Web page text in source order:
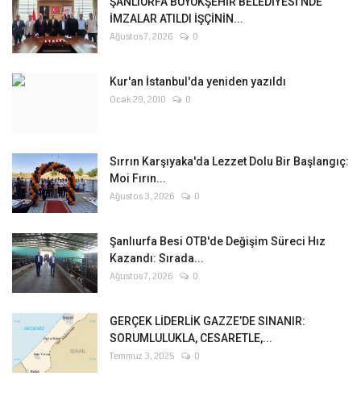
İMZALAR ATILDI İŞÇİNİN...
Ağustos 7, 2026 0
Kur'an İstanbul'da yeniden yazıldı
Ocak 29, 2010 0
Sırrın Karşıyaka'da Lezzet Dolu Bir Başlangıç:
Moi Fırın...
Ağustos 3, 2026 0
Şanlıurfa Besi OTB'de Değişim Süreci Hız
Kazandı: Sırada...
Ağustos 7, 2026 0
GERÇEK LİDERLİK GAZZE’DE SINANIR:
SORUMLULUKLA, CESARETLE,...
Temmuz 3, 2025 0